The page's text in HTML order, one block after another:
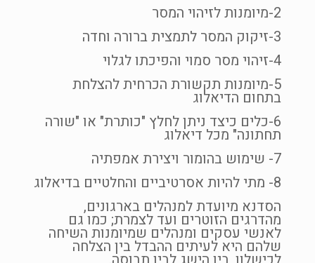
2-מיומנות לזיהוי המסר
3-זיקוק המסר לתמצית ברורה וחדה
4-זיהוי מסר סמוי והפיכתו לגלוי
5-מיומנות תקשורת הכרחית להצלחת
בתחום הדיאלוג
6-כלים כיצד ניתן לחלץ "כותרת" או "שורה
תחתונה" מכל דיאלוג
7- שימוש בהומור ויצירת אמפתיה
8- מתי להיות אסרטיביים והחלטיים בדיאלוג
הסדנא מיועדת למנהלים בארגונים,
מהדרגים הזוטרים ועד לצמרת; כמו גם
לאנשי עסקים ומנהלים שמיומנות השיחה
שלהם היא לעיתים ההבדל בין הצלחה